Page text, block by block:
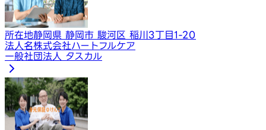
所在地静岡県 静岡市 駿河区 稲川3丁目1-20
法人名株式会社ハートフルケア
一般社団法人 タスカル